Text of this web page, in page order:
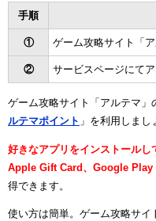
手順
① ゲーム攻略サイト「
② サービスページにて
ゲーム攻略サイト「アルテマ」
ルテマポイント 」を利用しまし
好きなアプリをインストール
Apple Gift Card、Google Play
得できます。
使い方は簡単。ゲーム攻略サ